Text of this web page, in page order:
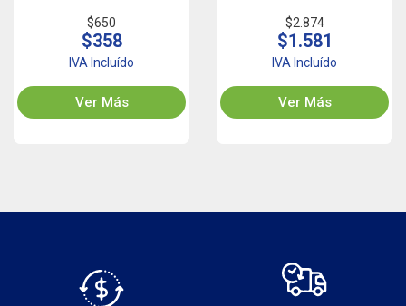
$650
$358
IVA Incluído
Ver Más
$2.874
$1.581
IVA Incluído
Ver Más